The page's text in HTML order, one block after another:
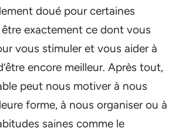
doué pour certaines
exactement ce dont vous
vous stimuler et vous aider à
encore meilleur. Après tout,
peut nous motiver à nous
forme, à nous organiser ou à
saines comme le